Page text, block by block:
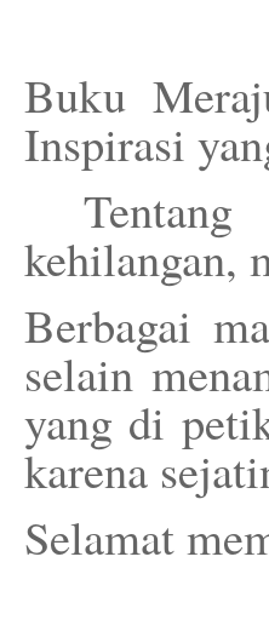
Buku
Inspirasi
Tentang
kehilangan,
Berbagai
selain
yang di
karena
Selamat